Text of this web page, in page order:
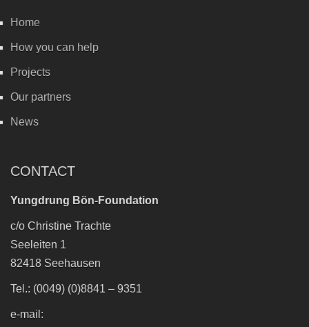
Home
How you can help
Projects
Our partners
News
CONTACT
Yungdrung Bön-Foundation
c/o Christine Trachte
Seeleiten 1
82418 Seehausen
Tel.: (0049) (0)8841 – 9351
e-mail: